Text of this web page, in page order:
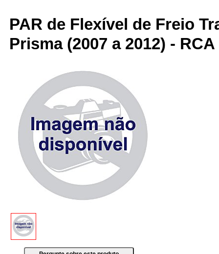
PAR de Flexível de Freio
Prisma (2007 a 2012) -